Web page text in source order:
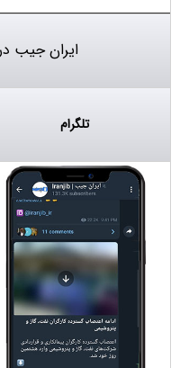
ایران جیب
تلگرام